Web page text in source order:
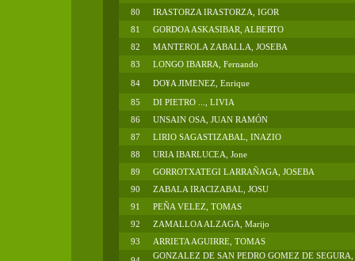
80
IRASTORZA IRASTORZA, IGOR
81
GORDOA ASKASIBAR, ALBERTO
82
MANTEROLA ZABALLA, JOSEBA
83
LONGO IBARRA, Fernando
84
DO¥A JIMENEZ, Enrique
85
DI PIETRO ..., LIVIA
86
UNSAIN OSA, JUAN RAMÓN
87
LIRIO SAGASTIZABAL, INAZIO
88
URIA IBARLUCEA, Jone
89
GORROTXATEGI LARRAÑAGA, JOSEBA
90
ZABALA IRACIZABAL, JOSU
91
PEÑA VELEZ, TOMAS
92
ZAMALLOA ALZAGA, Marijo
93
ARRIETA AGUIRRE, TOMAS
GONZALEZ DE SAN PEDRO GOMEZ DE SEGURA,